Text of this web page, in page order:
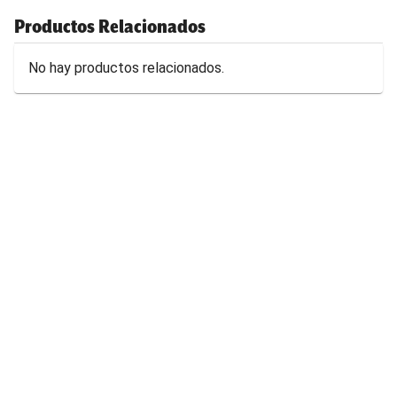
Productos Relacionados
No hay productos relacionados.